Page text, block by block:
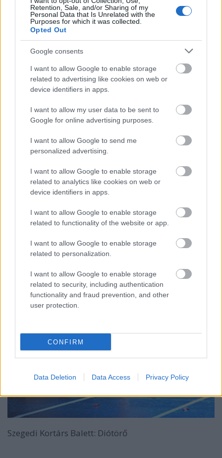
Retention, Sale, and/or Sharing of my
Personal Data that Is Unrelated with the
Purposes for which it was collected.
Opted Out
Google consents
I want to allow Google to enable storage
related to advertising like cookies on web or
device identifiers in apps.
I want to allow my user data to be sent to
Google for online advertising purposes.
I want to allow Google to send me
personalized advertising.
I want to allow Google to enable storage
related to analytics like cookies on web or
device identifiers in apps.
I want to allow Google to enable storage
related to functionality of the website or app.
I want to allow Google to enable storage
related to personalization.
I want to allow Google to enable storage
related to security, including authentication
functionality and fraud prevention, and other
user protection.
CONFIRM
Data Deletion Data Access Privacy Policy
Interaktív, játékos előadás gyerekeknek a Miskolci
Nemzeti Színház művészeinek közreműködésével
16 óra, Játékszín
előadása
Koreográfusok:
Kulcsár Noémi, Újvári Milán
Szegedi Kortárs Balett: Diótörő